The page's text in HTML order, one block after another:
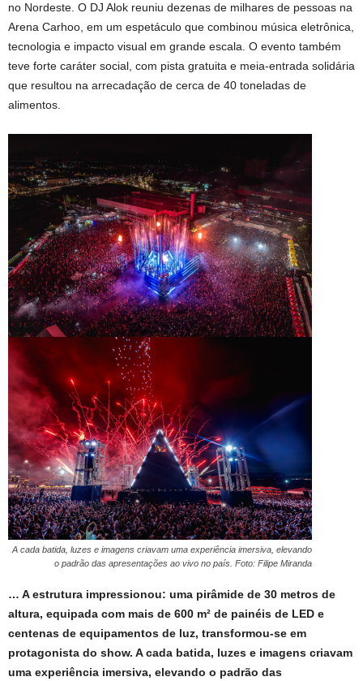
no Nordeste. O DJ Alok reuniu dezenas de milhares de pessoas na
Arena Carhoo, em um espetáculo que combinou música eletrônica,
tecnologia e impacto visual em grande escala. O evento também
teve forte caráter social, com pista gratuita e meia-entrada solidária
que resultou na arrecadação de cerca de 40 toneladas de
alimentos.
A cada batida, luzes e imagens criavam uma experiência imersiva, elevando
o padrão das apresentações ao vivo no país. Foto: Filipe Miranda
… A estrutura impressionou: uma pirâmide de 30 metros de
altura, equipada com mais de 600 m² de painéis de LED e
centenas de equipamentos de luz, transformou-se em
protagonista do show. A cada batida, luzes e imagens criavam
uma experiência imersiva, elevando o padrão das